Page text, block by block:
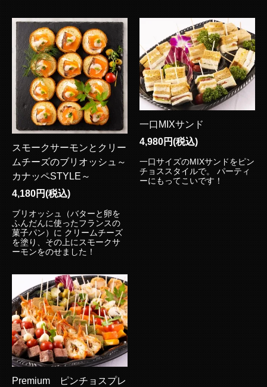
スモークサーモンとクリー
ムチーズのブリオッシュ～
カナッペSTYLE～
4,180円(税込)
ブリオッシュ（バターと卵を
ふんだんに使ったフランスの
菓子パン）に クリームチーズ
を塗り、その上にスモークサ
ーモンをのせました！
一口MIXサンド
4,980円(税込)
一口サイズのMIXサンドをピン
チョススタイルで。 パーティ
ーにもってこいです！
Premium ピンチョスプレ